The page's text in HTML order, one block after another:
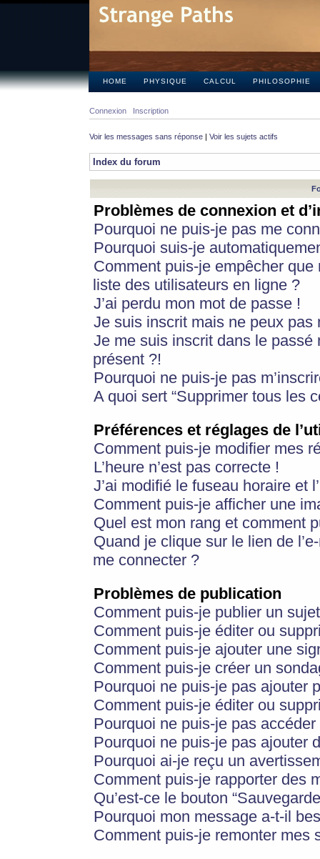
HOME PHYSIQUE CALCUL PHILOSOPHIE
Connexion Inscription
Voir les messages sans réponse | Voir les sujets actifs
Index du forum
Problèmes de connexion et
Pourquoi ne puis-je pas me
Pourquoi suis-je
Comment puis-je empêcher
liste des utilisateurs en ligne ?
J’ai perdu mon mot de passe !
Je suis inscrit mais ne peux pas
Je me suis inscrit dans le
présent ?!
Pourquoi ne puis-je pas
A quoi sert “Supprimer tous les
Préférences et réglages de
Comment puis-je modifier mes
L’heure n’est pas correcte !
J’ai modifié le fuseau horaire et
Comment puis-je afficher une
Quel est mon rang et comment
Quand je clique sur le lien de
me connecter ?
Problèmes de publication
Comment puis-je publier un
Comment puis-je éditer ou
Comment puis-je ajouter une
Comment puis-je créer un
Pourquoi ne puis-je pas ajouter
Comment puis-je éditer ou
Pourquoi ne puis-je pas
Pourquoi ne puis-je pas ajouter
Pourquoi ai-je reçu un
Comment puis-je rapporter des
Qu’est-ce le bouton
Pourquoi mon message a-t-il
Comment puis-je remonter mes